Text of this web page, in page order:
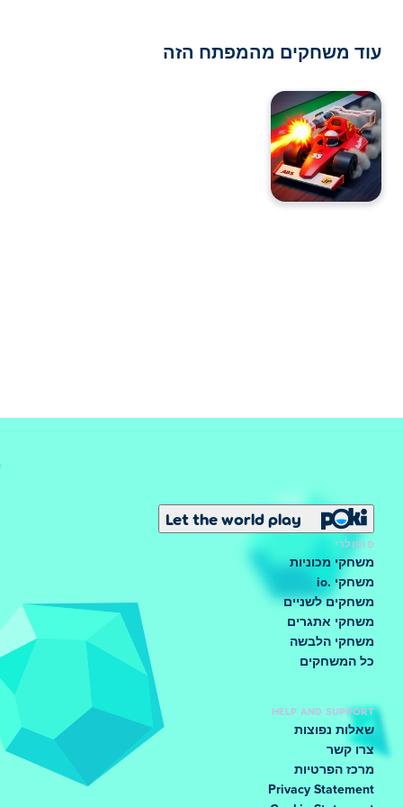
עוד משחקים מהמפתח הזה
Let the world play
פופולרי
משחקי מכוניות
משחקי .io
משחקים לשניים
משחקי אתגרים
משחקי הלבשה
כל המשחקים
HELP AND SUPPORT
שאלות נפוצות
צרו קשר
מרכז הפרטיות
Privacy Statement